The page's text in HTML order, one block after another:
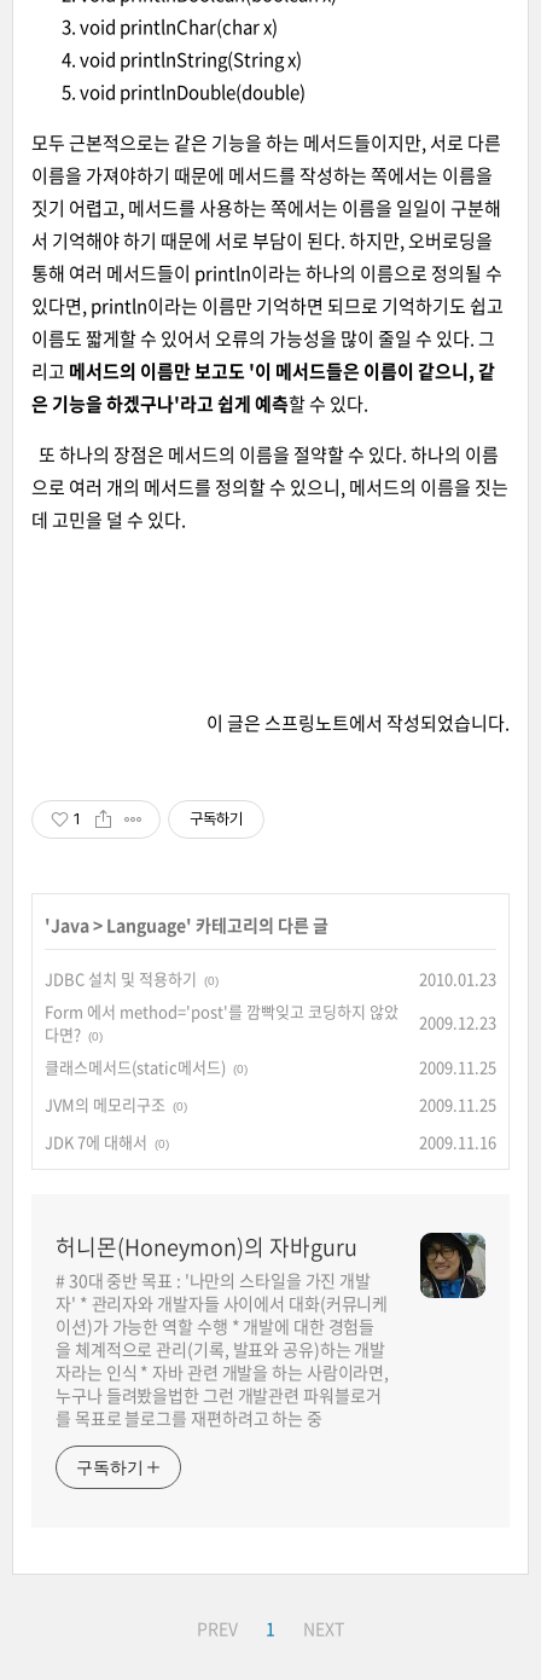
void printlnChar(char x)
void printlnString(String x)
void printlnDouble(double)
모두 근본적으로는 같은 기능을 하는 메서드들이지만, 서로 다른
이름을 가져야하기 때문에 메서드를 작성하는 쪽에서는 이름을
짓기 어렵고, 메서드를 사용하는 쪽에서는 이름을 일일이 구분해
서 기억해야 하기 때문에 서로 부담이 된다. 하지만, 오버로딩을
통해 여러 메서드들이 println이라는 하나의 이름으로 정의될 수
있다면, println이라는 이름만 기억하면 되므로 기억하기도 쉽고
이름도 짧게할 수 있어서 오류의 가능성을 많이 줄일 수 있다. 그
리고 메서드의 이름만 보고도 '이 메서드들은 이름이 같으니, 같
은 기능을 하겠구나'라고 쉽게 예측할 수 있다.
또 하나의 장점은 메서드의 이름을 절약할 수 있다. 하나의 이름
으로 여러 개의 메서드를 정의할 수 있으니, 메서드의 이름을 짓는
데 고민을 덜 수 있다.
이 글은스프링노트에서 작성되었습니다.
1 구독하기
'Java> Language' 카테고리의 다른 글
JDBC 설치 및 적용하기 (0)
2010.01.23
Form 에서 method='post'를 깜빡잊고 코딩하지 않았
다면? (0)
2009.12.23
클래스메서드(static메서드)
(0)
2009.11.25
JVM의 메모리구조
(0)
2009.11.25
JDK 7에 대해서
(0) 2009.11.16
허니몬(Honeymon)의 자바guru
# 30대 중반 목표 : '나만의 스타일을 가진 개발
자' * 관리자와 개발자들 사이에서 대화(커뮤니케
이션)가 가능한 역할 수행 * 개발에 대한 경험들
을 체계적으로 관리(기록, 발표와 공유)하는 개발
자라는 인식 * 자바 관련 개발을 하는 사람이라면,
누구나 들려봤을법한 그런 개발관련 파워블로거
를 목표로 블로그를 재편하려고 하는 중
구독하기
PREV 1 NEXT